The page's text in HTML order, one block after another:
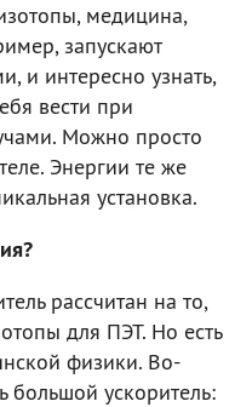
медицина,
запускают
и интересно узнать,
вести при
Можно просто
Энергии те же
установка.
рассчитан на то,
для ПЭТ. Но есть
физики. Во-
большой ускоритель: